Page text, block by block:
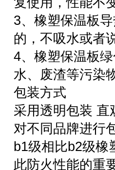
3、橡塑保温板
的，不吸水或者
4、橡塑保温板
水、废渣等污染
包装方式
采用透明包装 直
对不同品牌进行
b1级相比b2级
此防火性能的重